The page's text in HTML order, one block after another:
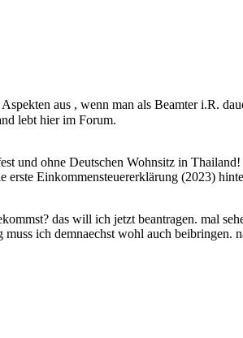
aus , wenn man als Beamter i.R.
lebt hier im Forum.
und ohne Deutschen Wohnsitz in Thailand!
Einkommensteuererklärung (2023)
das will ich jetzt beantragen. mal
ich demnaechst wohl auch beibringen.